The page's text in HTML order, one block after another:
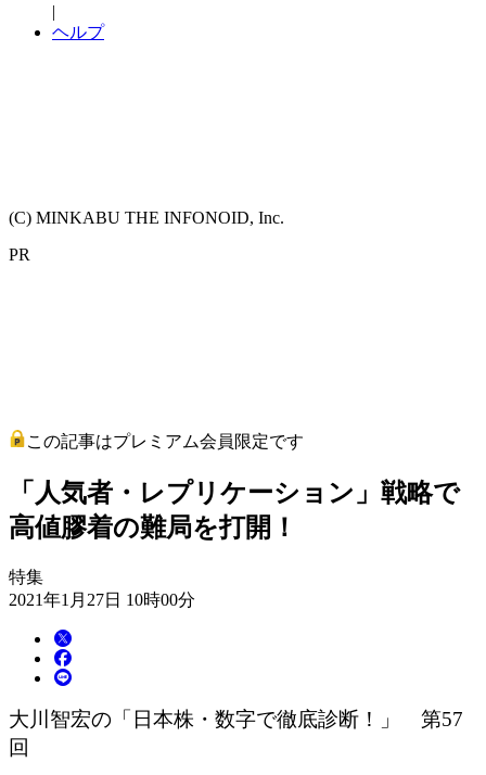
|
ヘルプ
(C) MINKABU THE INFONOID, Inc.
PR
この記事はプレミアム会員限定です
「人気者・レプリケーション」戦略で
高値膠着の難局を打開！
特集
2021年1月27日 10時00分
大川智宏の「日本株・数字で徹底診断！」 第57
回